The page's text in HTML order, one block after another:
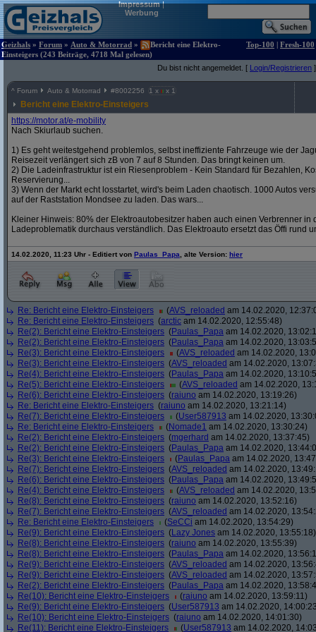
Impressum|
Werbung
Geizhals » Forum » Auto & Motorrad »
Bericht eine Elektro-
Einsteigers (243 Beiträge, 4718 Mal gelesen)
Top-100 | Fresh-100
Du bist nicht angemeldet. [ Login/Registrieren ]
^ Forum Auto & Motorrad #8002256 1 x x 1
Bericht eine Elektro-Einsteigers
https://motor.at/e-mobility
Nach Skiurlaub suchen.
1) Es geht weitestgehend problemlos, selbst ineffiziente Fahrzeuge wie der
Reisezeit verlängert sich zB von 7 auf 8 Stunden. Das bringt keinen um.
2) Die Ladeinfrastruktur ist ein Riesenproblem - Kein Standard für Bezahlen,
Reservierung...
3) Wenn der Markt echt losstartet, wird's beim Laden chaotisch. 1000 Autos
auf der Raststation Mondsee zu laden. Das wars...
Kleiner Hinweis: 80% der Elektroautobesitzer haben auch einen Verbrenner in
Ladeproblematik durchaus verständlich. Das Elektroauto ersetzt das Öffi rund
14.02.2020, 11:23 Uhr - Editiert von Paulas_Papa , alte Version: hier
Re: Bericht eine Elektro-Einsteigers (AVS_reloaded am 14.02.2020,
Re: Bericht eine Elektro-Einsteigers (arctic am 14.02.2020, 12:55:48)
Re(2): Bericht eine Elektro-Einsteigers (Paulas_Papa am 14.02.2020,
Re(2): Bericht eine Elektro-Einsteigers (Paulas_Papa am 14.02.2020,
Re(3): Bericht eine Elektro-Einsteigers
(AVS_reloaded am 14.02.2020,
Re(3): Bericht eine Elektro-Einsteigers (AVS_reloaded am 14.02.2020,
Re(4): Bericht eine Elektro-Einsteigers (Paulas_Papa am 14.02.2020,
Re(5): Bericht eine Elektro-Einsteigers
(AVS_reloaded am 14.02.2020,
Re(6): Bericht eine Elektro-Einsteigers (raiuno am 14.02.2020, 13:19:26)
Re: Bericht eine Elektro-Einsteigers (raiuno am 14.02.2020, 13:21:14)
Re(7): Bericht eine Elektro-Einsteigers
(User587913 am 14.02.2020,
Re: Bericht eine Elektro-Einsteigers
(Nomade1 am 14.02.2020, 13:30:24)
Re(2): Bericht eine Elektro-Einsteigers (mgerhard am 14.02.2020, 13:37:45)
Re(2): Bericht eine Elektro-Einsteigers (Paulas_Papa am 14.02.2020,
Re(3): Bericht eine Elektro-Einsteigers
(Paulas_Papa am 14.02.2020,
Re(7): Bericht eine Elektro-Einsteigers (AVS_reloaded am 14.02.2020,
Re(6): Bericht eine Elektro-Einsteigers (Paulas_Papa am 14.02.2020,
Re(4): Bericht eine Elektro-Einsteigers
(AVS_reloaded am 14.02.2020,
Re(8): Bericht eine Elektro-Einsteigers (raiuno am 14.02.2020, 13:52:16)
Re(7): Bericht eine Elektro-Einsteigers (AVS_reloaded am 14.02.2020,
Re: Bericht eine Elektro-Einsteigers
(SeCCi am 14.02.2020, 13:54:29)
Re(9): Bericht eine Elektro-Einsteigers (Lazy Jones am 14.02.2020, 13:55:18)
Re(8): Bericht eine Elektro-Einsteigers (raiuno am 14.02.2020, 13:55:39)
Re(8): Bericht eine Elektro-Einsteigers (Paulas_Papa am 14.02.2020,
Re(9): Bericht eine Elektro-Einsteigers (AVS_reloaded am 14.02.2020,
Re(9): Bericht eine Elektro-Einsteigers (AVS_reloaded am 14.02.2020,
Re(2): Bericht eine Elektro-Einsteigers (Paulas_Papa am 14.02.2020,
Re(10): Bericht eine Elektro-Einsteigers
(raiuno am 14.02.2020, 13:59:11)
Re(9): Bericht eine Elektro-Einsteigers (User587913 am 14.02.2020,
Re(10): Bericht eine Elektro-Einsteigers (raiuno am 14.02.2020, 14:01:30)
Re(11): Bericht eine Elektro-Einsteigers
(User587913 am 14.02.2020,